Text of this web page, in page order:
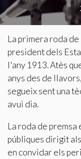
La primera roda
president dels
l'any 1913. Atès
anys des de
segueix sent una
avui dia.
La roda de
públiques dirigit
en convidar els
Modificar